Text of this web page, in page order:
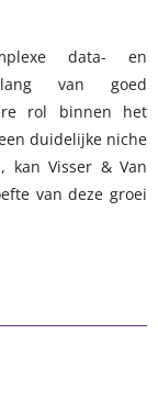
data- en
van goed
rol binnen het
duidelijke niche
kan Visser & Van
van deze groei